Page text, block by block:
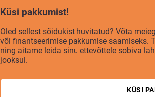
Küsi pakkumist!
Oled sellest sõidukist huvitatud? Võta
või finantseerimise pakkumise saamiseks.
ning aitame leida sinu ettevõttele sobiva
jooksul.
KÜSI